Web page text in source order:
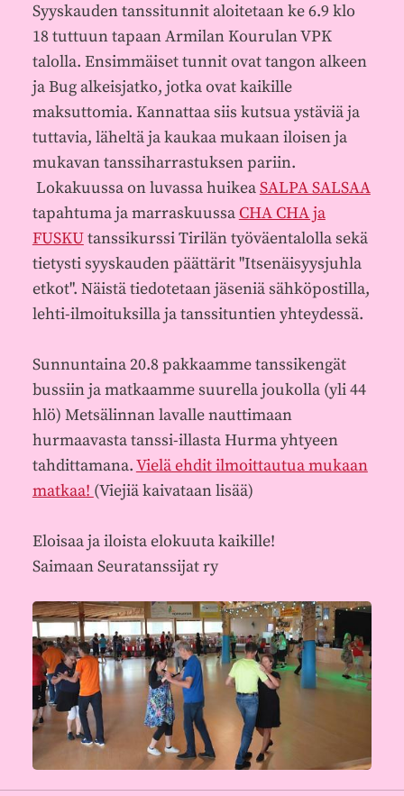
Syyskauden tanssitunnit aloitetaan ke 6.9 klo
18 tuttuun tapaan Armilan Kourulan VPK
talolla. Ensimmäiset tunnit ovat tangon alkeen
ja Bug alkeisjatko, jotka ovat kaikille
maksuttomia. Kannattaa siis kutsua ystäviä ja
tuttavia, läheltä ja kaukaa mukaan iloisen ja
mukavan tanssiharrastuksen pariin.
Lokakuussa on luvassa huikeaSALPA SALSAA
tapahtuma ja marraskuussa CHA CHA ja
FUSKUtanssikurssi Tirilän työväentalolla sekä
tietysti syyskauden päättärit "Itsenäisyysjuhla
etkot". Näistä tiedotetaan jäseniä sähköpostilla,
lehti-ilmoituksilla ja tanssituntien yhteydessä.
Sunnuntaina 20.8 pakkaamme tanssikengät
bussiin ja matkaamme suurella joukolla (yli 44
hlö) Metsälinnan lavalle nauttimaan
hurmaavasta tanssi-illasta Hurma yhtyeen
tahdittamana.Vielä ehdit ilmoittautua mukaan
matkaa! (Viejiä kaivataan lisää)
Eloisaa ja iloista elokuuta kaikille!
Saimaan Seuratanssijat ry